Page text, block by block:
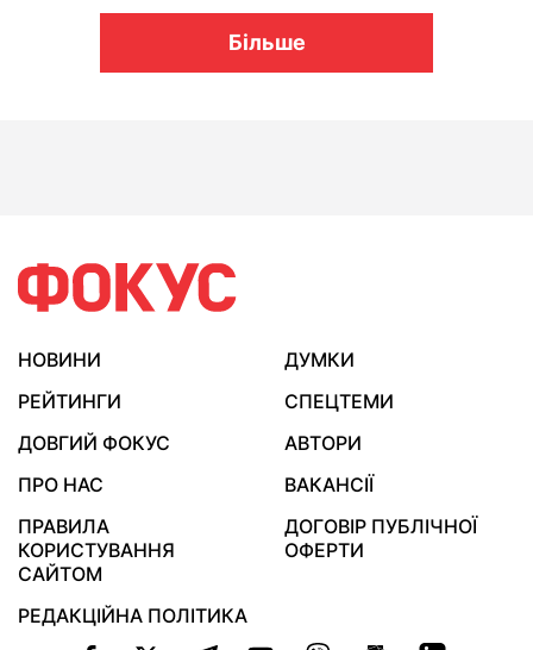
Більше
НОВИНИ
ДУМКИ
РЕЙТИНГИ
СПЕЦТЕМИ
ДОВГИЙ ФОКУС
АВТОРИ
ПРО НАС
ВАКАНСІЇ
ПРАВИЛА
КОРИСТУВАННЯ
САЙТОМ
ДОГОВІР ПУБЛІЧНОЇ
ОФЕРТИ
РЕДАКЦІЙНА ПОЛІТИКА